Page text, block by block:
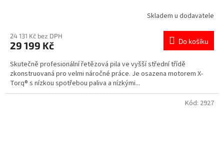
Skladem u dodavatele
24 131 Kč bez DPH
29 199 Kč Do košíku
Skutečně profesionální řetězová pila ve vyšší střední třídě
zkonstruovaná pro velmi náročné práce. Je osazena motorem X-
Torq® s nízkou spotřebou paliva a nízkými...
Kód: 2927